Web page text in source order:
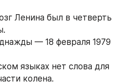
Ленина был в четверть
— 18 февраля 1979
языках нет слова для
колена.